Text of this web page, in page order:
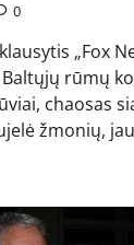
0
„Fox
rūmų
chaosas
žmonių,